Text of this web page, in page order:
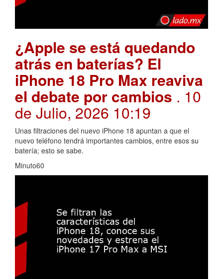
¿Apple se está quedando
atrás en baterías? El
iPhone 18 Pro Max reaviva
el debate por cambios . 10
de Julio, 2026 10:19
Unas filtraciones del nuevo iPhone 18 apuntan a que el
nuevo teléfono tendrá importantes cambios, entre esos su
batería; esto se sabe.
Minuto60